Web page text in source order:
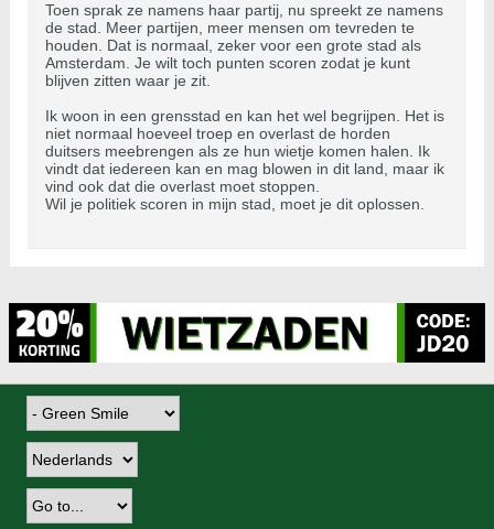
Toen sprak ze namens haar partij, nu spreekt ze namens
de stad. Meer partijen, meer mensen om tevreden te
houden. Dat is normaal, zeker voor een grote stad als
Amsterdam. Je wilt toch punten scoren zodat je kunt
blijven zitten waar je zit.
Ik woon in een grensstad en kan het wel begrijpen. Het is
niet normaal hoeveel troep en overlast de horden
duitsers meebrengen als ze hun wietje komen halen. Ik
vindt dat iedereen kan en mag blowen in dit land, maar ik
vind ook dat die overlast moet stoppen.
Wil je politiek scoren in mijn stad, moet je dit oplossen.